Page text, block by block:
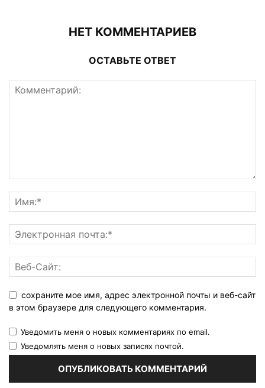
НЕТ КОММЕНТАРИЕВ
ОСТАВЬТЕ ОТВЕТ
сохраните мое имя, адрес электронной почты и веб-сайт
в этом браузере для следующего комментария.
Уведомить меня о новых комментариях по email.
Уведомлять меня о новых записях почтой.